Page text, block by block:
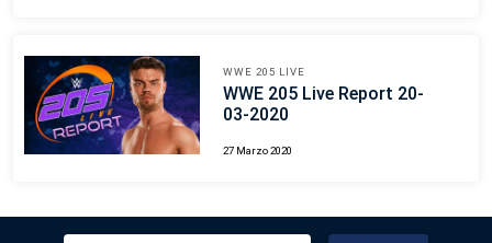
WWE 205 LIVE
WWE 205 Live Report 20-
03-2020
27 Marzo 2020